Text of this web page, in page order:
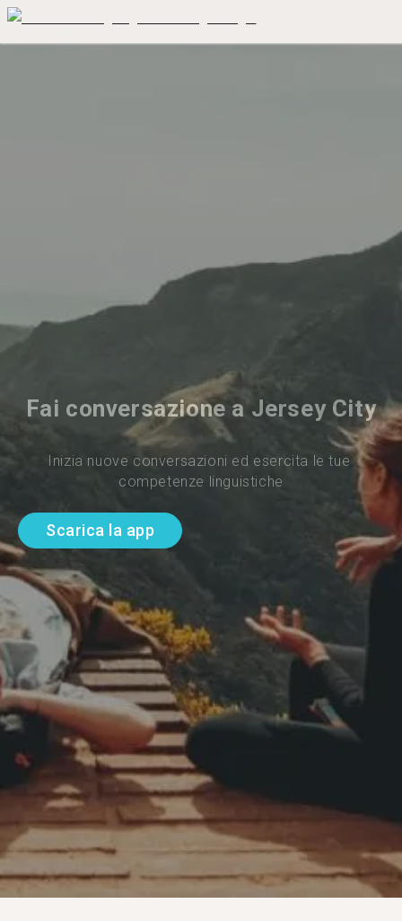
Fai conversazione a Jersey City
Inizia nuove conversazioni ed esercita le tue
competenze linguistiche
Scarica la app